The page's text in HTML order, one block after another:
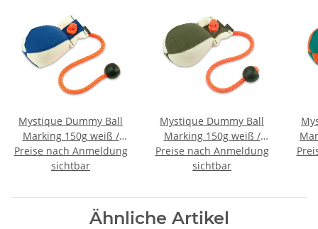
Mystique Dummy Ball
Marking 150g weiß /
blau
Preise nach Anmeldung
sichtbar
Mystique Dummy Ball
Marking 150g weiß /
khaki
Preise nach Anmeldung
sichtbar
Ähnliche Artikel